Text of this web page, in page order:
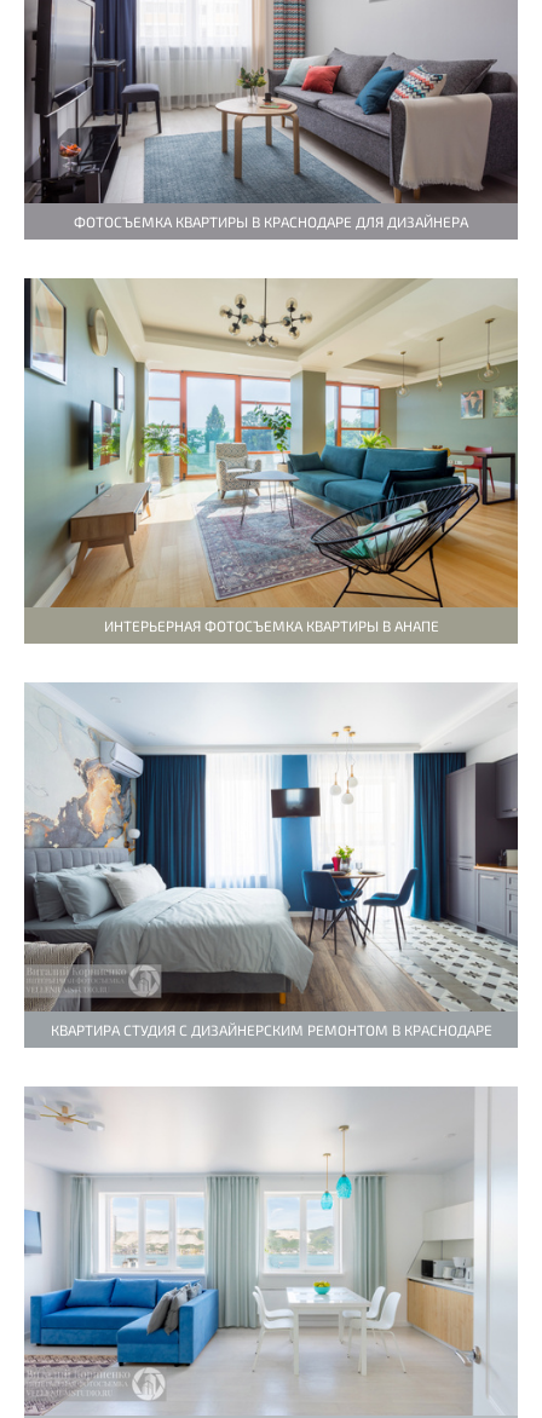
ФОТОСЪЕМКА КВАРТИРЫ В КРАСНОДАРЕ ДЛЯ ДИЗАЙНЕРА
ИНТЕРЬЕРНАЯ ФОТОСЪЕМКА КВАРТИРЫ В АНАПЕ
КВАРТИРА СТУДИЯ С ДИЗАЙНЕРСКИМ РЕМОНТОМ В КРАСНОДАРЕ